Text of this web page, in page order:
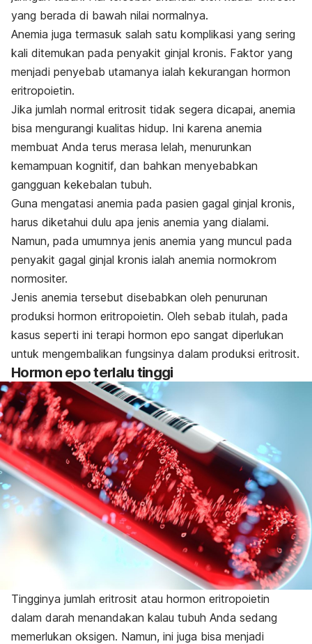
yang berada di bawah nilai normalnya.
Anemia juga termasuk salah satu komplikasi yang sering
kali ditemukan pada penyakit ginjal kronis. Faktor yang
menjadi penyebab utamanya ialah kekurangan hormon
eritropoietin.
Jika jumlah normal eritrosit tidak segera dicapai, anemia
bisa mengurangi kualitas hidup. Ini karena anemia
membuat Anda terus merasa lelah, menurunkan
kemampuan kognitif, dan bahkan menyebabkan
gangguan kekebalan tubuh.
Guna mengatasi anemia pada pasien gagal ginjal kronis,
harus diketahui dulu apa jenis anemia yang dialami.
Namun, pada umumnya jenis anemia yang muncul pada
penyakit gagal ginjal kronis ialah anemia normokrom
normositer.
Jenis anemia tersebut disebabkan oleh penurunan
produksi hormon eritropoietin. Oleh sebab itulah, pada
kasus seperti ini terapi hormon epo sangat diperlukan
untuk mengembalikan fungsinya dalam produksi eritrosit.
Hormon epo terlalu tinggi
Tingginya jumlah eritrosit atau hormon eritropoietin
dalam darah menandakan kalau tubuh Anda sedang
memerlukan oksigen. Namun, ini juga bisa menjadi